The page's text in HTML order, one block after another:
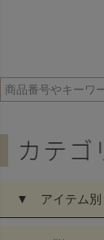
▼ アイテム別